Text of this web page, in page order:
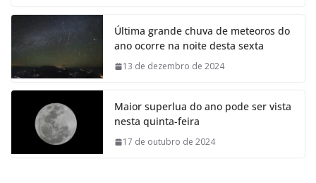
Última grande chuva de meteoros do
ano ocorre na noite desta sexta
13 de dezembro de 2024
Maior superlua do ano pode ser vista
nesta quinta-feira
17 de outubro de 2024